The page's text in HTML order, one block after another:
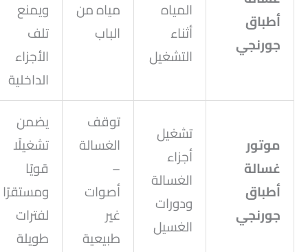
أطباق
جورنجي
المياه
أثناء
التشغيل
مياه من
الباب
ويمنع
تلف
الأجزاء
الداخلية
موتور
غسالة
أطباق
جورنجي
تشغيل
أجزاء
الغسالة
ودورات
الغسيل
توقف
الغسالة
–
أصوات
غير
طبيعية
يضمن
تشغيلًا
قويًا
ومستقرًا
لفترات
طويلة